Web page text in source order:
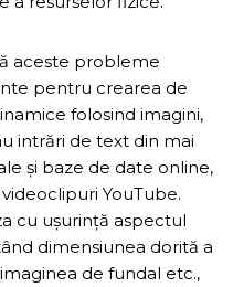
aceste probleme
pentru crearea de
folosind imagini,
intrări de text din mai
și baze de date online,
YouTube.
cu ușurință aspectul
dimensiunea dorită a
de fundal etc.,